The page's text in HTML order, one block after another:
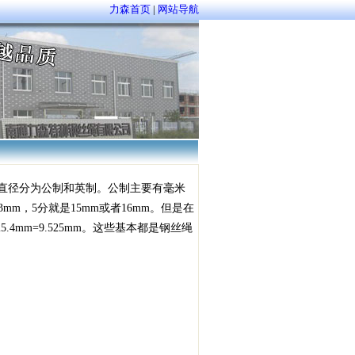
力森首页 |网站导航
径分为公制和英制。公制主要有毫米
，5分就是15mm或者16mm。但是在
。这些基本都是钢丝绳